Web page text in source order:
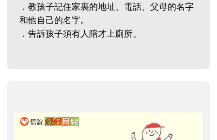
．教孩子記住家裏的地址、電話、父母的名字
和他自己的名字。
．告訴孩子須有人陪才上廁所。